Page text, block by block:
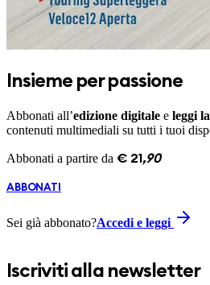
Insieme per passione
Abbonati all’edizione digitale e leggi
contenuti multimediali su tutti i tuoi
Abbonati a partire da € 21 ,90
ABBONATI
Sei già abbonato?Accedi e leggi
Iscriviti alla newsletter